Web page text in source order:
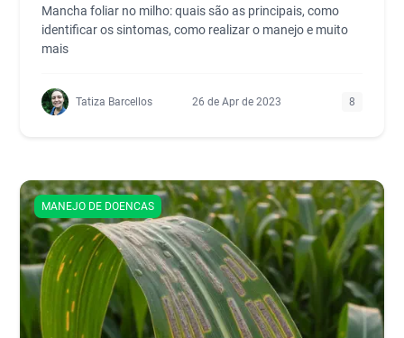
Mancha foliar no milho: quais são as principais, como
identificar os sintomas, como realizar o manejo e muito
mais
Tatiza Barcellos 26 de Apr de 2023 8
MANEJO DE DOENCAS